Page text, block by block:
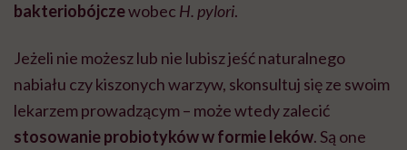
bakteriobójczewobec H. pylori.
Jeżeli nie możesz lub nie lubisz jeść naturalnego
nabiału czy kiszonych warzyw, skonsultuj się ze swoim
lekarzem prowadzącym – może wtedy zalecić
stosowanie probiotyków w formie leków. Są one